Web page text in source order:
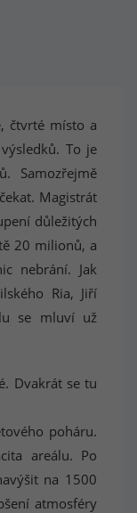
čtvrté místo a
To je
Samozřejmě
Magistrát
důležitých
20 milionů, a
nebrání. Jak
Ria, Jiří
se mluví už
Dvakrát se tu
poháru.
areálu. Po
na 1500
atmosféry